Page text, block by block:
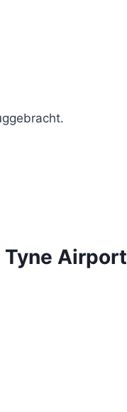
Tyne Airport